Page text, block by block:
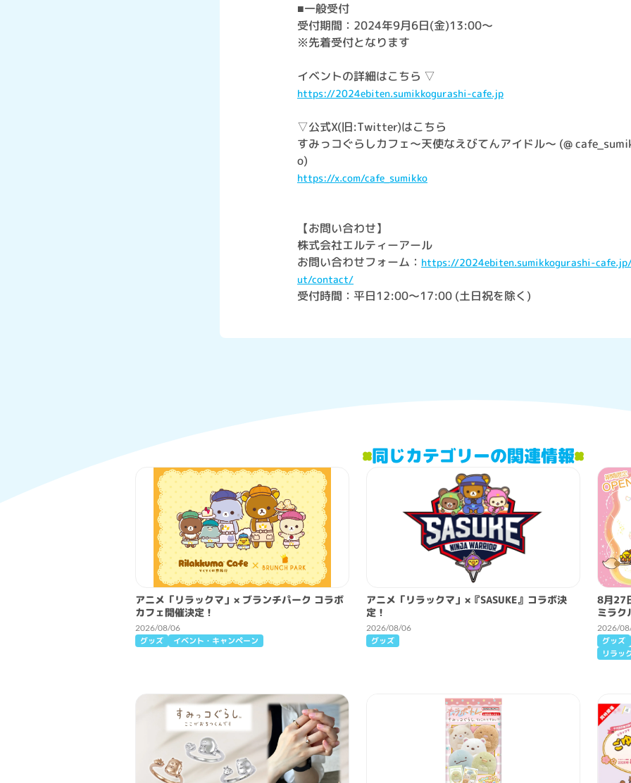
■一般受付
受付期間：2024年9月6日(金)13:00～
※先着受付となります
イベントの詳細はこちら ▽
https://2024ebiten.sumikkogurashi-cafe.jp
▽公式X(旧:Twitter)はこちら
すみっコぐらしカフェ～天使なえびてんアイドル～ (@
o)
https://x.com/cafe_sumikko
【お問い合わせ】
株式会社エルティーアール
お問い合わせフォーム： https://2024ebiten.sumikkogurashi-
ut/contact/
受付時間：平日12:00～17:00 (土日祝を除く)
同じカテゴリーの関連情報
アニメ「リラックマ」× ブランチパーク コラボ
カフェ開催決定！
2026/08/06
グッズ イベント・キャンペーン
アニメ「リラックマ」×『SASUKE』コラボ決
定！
2026/08/06
グッズ
8月27
ミラク
2026/
グッズ
リラッ